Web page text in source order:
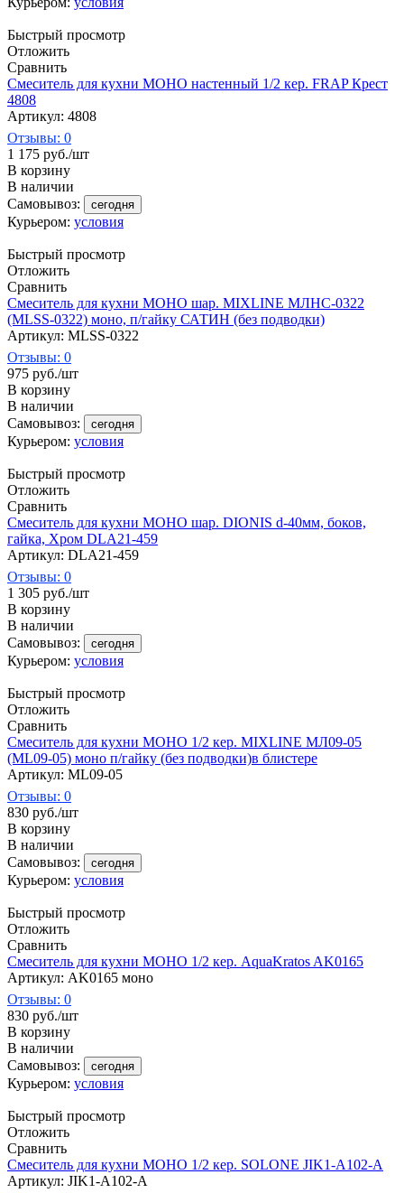
Быстрый просмотр
Отложить
Сравнить
Смеситель для кухни МОНО настенный 1/2 кер. FRAP Крест
4808
Артикул: 4808
Отзывы: 0
1 175 руб./шт
В корзину
В наличии
Самовывоз:
сегодня
Курьером: условия
Быстрый просмотр
Отложить
Сравнить
Смеситель для кухни МОНО шар. MIXLINE МЛНС-0322
(MLSS-0322) моно, п/гайку САТИН (без подводки)
Артикул: MLSS-0322
Отзывы: 0
975 руб./шт
В корзину
В наличии
Самовывоз:
сегодня
Курьером: условия
Быстрый просмотр
Отложить
Сравнить
Смеситель для кухни МОНО шар. DIONIS d-40мм, боков,
гайка, Хром DLA21-459
Артикул: DLA21-459
Отзывы: 0
1 305 руб./шт
В корзину
В наличии
Самовывоз:
сегодня
Курьером: условия
Быстрый просмотр
Отложить
Сравнить
Смеситель для кухни МОНО 1/2 кер. MIXLINE МЛ09-05
(ML09-05) моно п/гайку (без подводки)в блистере
Артикул: ML09-05
Отзывы: 0
830 руб./шт
В корзину
В наличии
Самовывоз:
сегодня
Курьером: условия
Быстрый просмотр
Отложить
Сравнить
Смеситель для кухни МОНО 1/2 кер. АquaKratos AK0165
Артикул: AK0165 моно
Отзывы: 0
830 руб./шт
В корзину
В наличии
Самовывоз:
сегодня
Курьером: условия
Быстрый просмотр
Отложить
Сравнить
Смеситель для кухни МОНО 1/2 кер. SOLONE JIK1-A102-A
Артикул: JIK1-A102-A